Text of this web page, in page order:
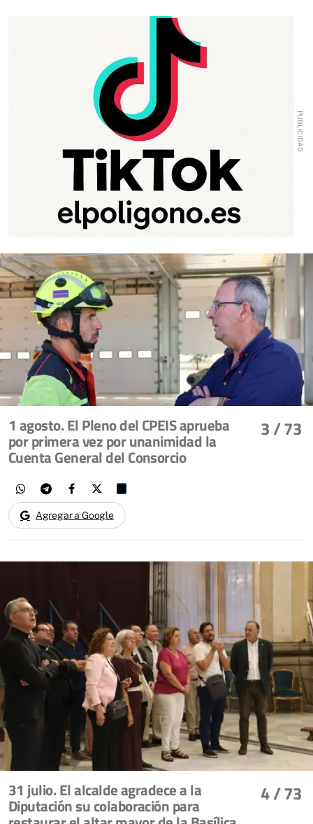
3/ 73
1 agosto. El Pleno del CPEIS aprueba
por primera vez por unanimidad la
Cuenta General del Consorcio
Agregar a Google
4/ 73
31 julio. El alcalde agradece a la
Diputación su colaboración para